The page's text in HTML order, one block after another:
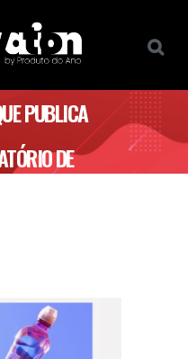
PUBLICA
DE